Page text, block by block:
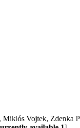
Vojtek, Zdenka